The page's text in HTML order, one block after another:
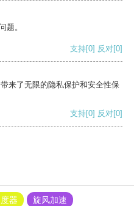
题。
支持[0] 反对[0]
来了无限的隐私保护和安全性保
支持[0] 反对[0]
器
旋风加速